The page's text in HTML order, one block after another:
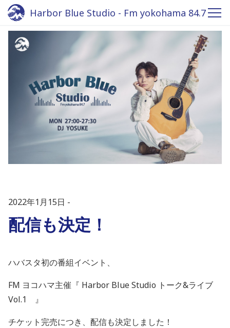
Harbor Blue Studio - Fm yokohama 84.7
2022年1月15日
配信も決定！
ハバスタ初の番組イベント、
FM ヨコハマ主催『 Harbor Blue Studio トーク&ライブ
Vol.1 』
チケット完売につき、配信も決定しました！